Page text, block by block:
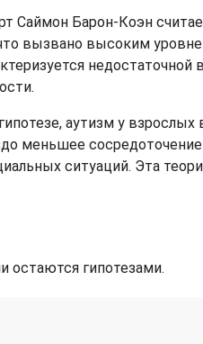
Саймон Барон-Коэн
вызвано высоким
аутизм у
меньшее
ситуаций. Эта
остаются гипотезами.